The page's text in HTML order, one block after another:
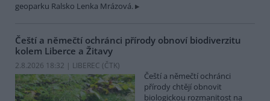
geoparku Ralsko Lenka Mrázová.
Čeští a němečtí ochránci přírody obnoví biodiverzitu
kolem Liberce a Žitavy
2.8.2026 18:32 | LIBEREC (ČTK)
Čeští a němečtí ochránci
přírody chtějí obnovit
biologickou rozmanitost na